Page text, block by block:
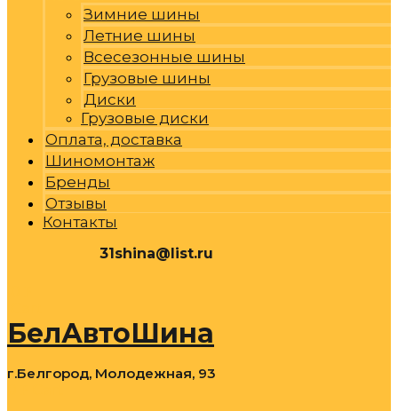
Зимние шины
Летние шины
Всесезонные шины
Грузовые шины
Диски
Грузовые диски
Оплата, доставка
Шиномонтаж
Бренды
Отзывы
Контакты
31shina@list.ru
БелАвтоШина
г.Белгород, Молодежная, 93